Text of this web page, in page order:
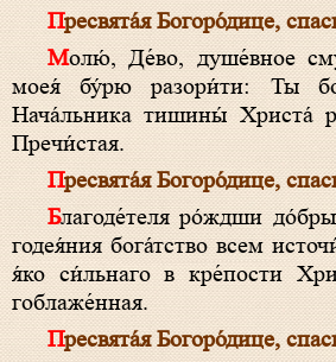
Пре­свя­та́я Бо­го­ро́­ди­це,
Молю́, Де́­во, душе́вное смуще́ние и печа́ли
моея́ бу́рю разори́ти: Ты бо,
Нача́льника тишины́ Хри­ста́
Пре­чи́с­тая.
Пре­свя­та́я Бо­го­ро́­ди­це,
Бла­годе́теля ро́ждши до́брых вино́внаго, бла­
годея́ния бога́тство всем
я́ко си́льнаго в кре́пости
гобла­же́нная.
Пре­свя­та́я Бо­го­ро́­ди­це,